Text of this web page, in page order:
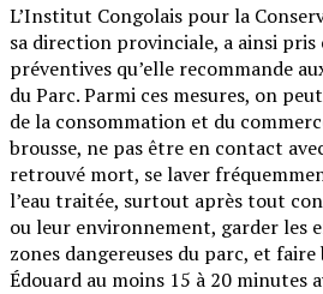
L’Institut Congolais pour la
sa direction provinciale, a ainsi pris
préventives qu’elle recommande
du Parc. Parmi ces mesures, on
de la consommation et du
brousse, ne pas être en contact
retrouvé mort, se laver
l’eau traitée, surtout après tout
ou leur environnement, garder les
zones dangereuses du parc, et
Édouard au moins 15 à 20 minutes